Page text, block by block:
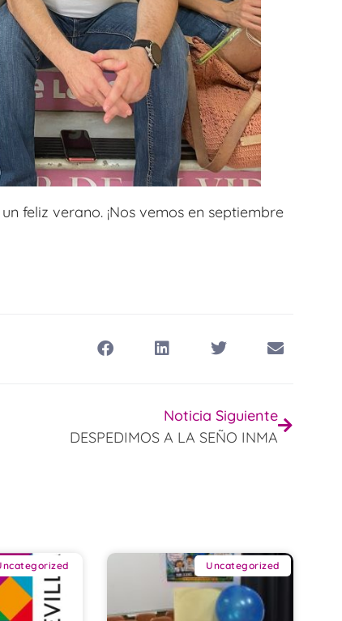
feliz verano. ¡Nos vemos en septiembre
Noticia Siguiente
DESPEDIMOS A LA SEÑO INMA
Uncategorized